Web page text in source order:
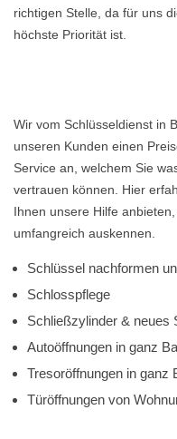
richtigen Stelle, da für uns
höchste Priorität ist.
Wir vom Schlüsseldienst in
unseren Kunden einen
Service an, welchem Sie
vertrauen können. Hier
Ihnen unsere Hilfe
umfangreich auskennen.
Schlüssel nachformen
Schlosspflege
Schließzylinder & neues
Autoöffnungen in ganz
Tresoröffnungen in ganz
Türöffnungen von